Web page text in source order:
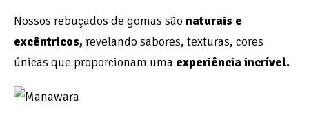
Nossos rebuçados de gomas são naturais e
excêntricos, revelando sabores, texturas, cores
únicas que proporcionam uma experiência incrível.